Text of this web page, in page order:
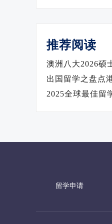
推荐阅读
澳洲八大2026硕
出国留学之盘点
2025全球最佳留
留学申请